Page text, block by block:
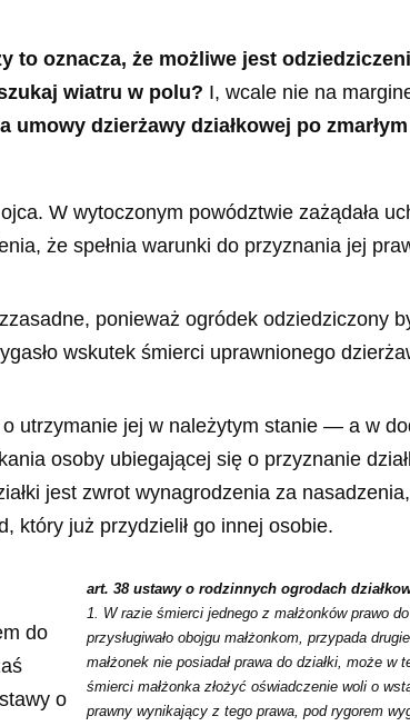
to oznacza, że możliwe jest
wiatru w polu? I, wcale nie na
dzierżawy działkowej po
W wytoczonym powództwie zażądała
że spełnia warunki do przyznania jej
ponieważ ogródek odziedziczony
wskutek śmierci uprawnionego
utrzymanie jej w należytym stanie — a w
osoby ubiegającej się o przyznanie
jest zwrot wynagrodzenia za
który już przydzielił go innej osobie.
do
o
art. 38 ustawy o rodzinnych ogrodach
1. W razie śmierci jednego z małżonków prawo
przysługiwało obojgu małżonkom, przypada
małżonek nie posiadał prawa do działki, może w
śmierci małżonka złożyć oświadczenie woli o
prawny wynikający z tego prawa, pod rygorem